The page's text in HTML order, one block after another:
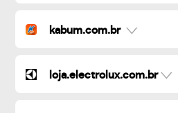
kabum.com.br
loja.electrolux.com.br